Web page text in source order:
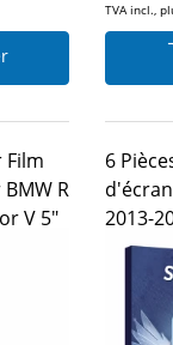
TVA incl.,
Film
R
V 5"
6
2013-